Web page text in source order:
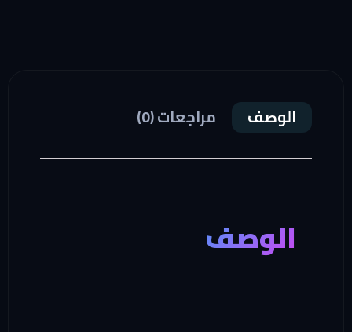
الوصف مراجعات (0)
الوصف